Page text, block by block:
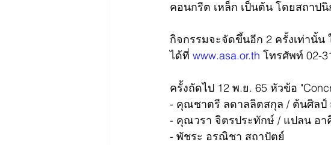
คอนกรีต เหล็ก เป็นต้น โดยสถาป
กิจกรรมจะจัดขึ้นอีก 2 ครั้งเท่านั้น
ได้ที่ www.asa.or.th โทรศัพท์ 02-
ครั้งถัดไป 12 พ.ย. 65 หัวข้อ
- คุณชาตรี ลดาลลิตสกุล / ต้นศิลป์
- คุณวรา จิตรประทักษ์ / แปลน อา
- พัชระ อรณิชา สถาปัตย์